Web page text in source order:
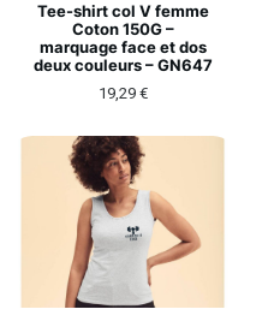
Tee-shirt col V femme
Coton 150G –
marquage face et dos
deux couleurs – GN647
19,29 €